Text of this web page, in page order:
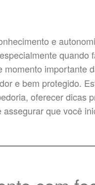
e
quando
momento importante
e bem protegido.
oferecer dicas
que você